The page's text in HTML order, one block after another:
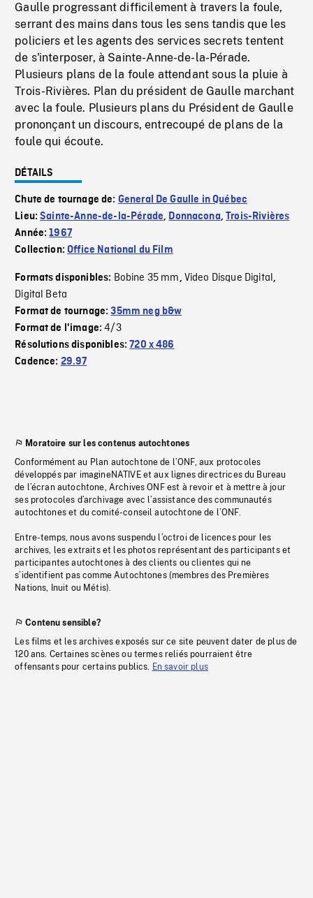
Gaulle progressant difficilement à travers la foule,
serrant des mains dans tous les sens tandis que les
policiers et les agents des services secrets tentent
de s'interposer, à Sainte-Anne-de-la-Pérade.
Plusieurs plans de la foule attendant sous la pluie à
Trois-Rivières. Plan du président de Gaulle marchant
avec la foule. Plusieurs plans du Président de Gaulle
prononçant un discours, entrecoupé de plans de la
foule qui écoute.
DÉTAILS
Chute de tournage de: General De Gaulle in Québec
Lieu:Sainte-Anne-de-la-Pérade, Donnacona,Trois-Rivières
Année:1967
Collection:Office National du Film
Formats disponibles: Bobine 35 mm, Video Disque Digital,
Digital Beta
Format de tournage:35mm neg b&w
Format de l'image:4/3
Résolutions disponibles:720 x 486
Cadence: 29.97
Moratoire sur les contenus autochtones
Conformément au Plan autochtone de l’ONF, aux protocoles
développés par imagineNATIVE et aux lignes directrices du Bureau
de l’écran autochtone, Archives ONF est à revoir et à mettre à jour
ses protocoles d’archivage avec l’assistance des communautés
autochtones et du comité-conseil autochtone de l’ONF.
Entre-temps, nous avons suspendu l’octroi de licences pour les
archives, les extraits et les photos représentant des participants et
participantes autochtones à des clients ou clientes qui ne
s’identifient pas comme Autochtones (membres des Premières
Nations, Inuit ou Métis).
Contenu sensible?
Les films et les archives exposés sur ce site peuvent dater de plus de
120 ans. Certaines scènes ou termes reliés pourraient être
offensants pour certains publics. En savoir plus